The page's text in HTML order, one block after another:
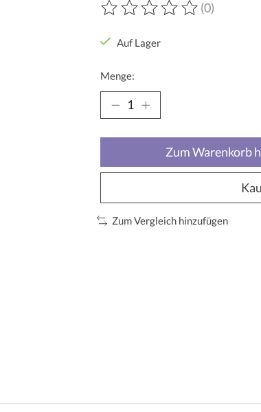
Die Bewertung dieses
(0)
Auf Lager
Menge:
Zum Warenkorb
Zum Vergleich hinzufügen